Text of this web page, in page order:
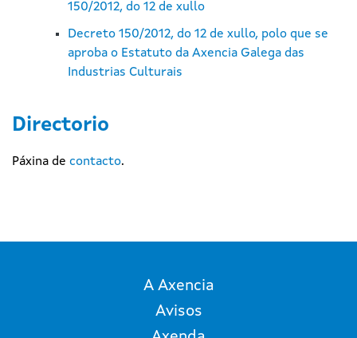
150/2012, do 12 de xullo
Decreto 150/2012, do 12 de xullo, polo que se
aproba o Estatuto da Axencia Galega das
Industrias Culturais
Directorio
Páxina de contacto.
A Axencia
Avisos